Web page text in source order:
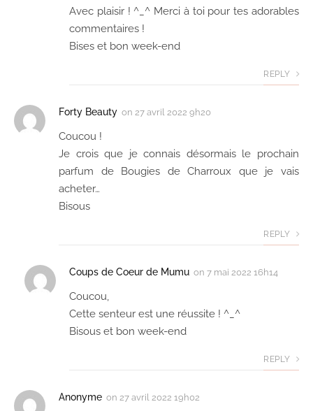
Avec plaisir ! ^_^ Merci à toi pour tes adorables
commentaires !
Bises et bon week-end
REPLY
Forty Beauty on 27 avril 2022 9h20
Coucou !
Je crois que je connais désormais le prochain
parfum de Bougies de Charroux que je vais
acheter…
Bisous
REPLY
Coups de Coeur de Mumu on 7 mai 2022 16h14
Coucou,
Cette senteur est une réussite ! ^_^
Bisous et bon week-end
REPLY
Anonyme on 27 avril 2022 19h02